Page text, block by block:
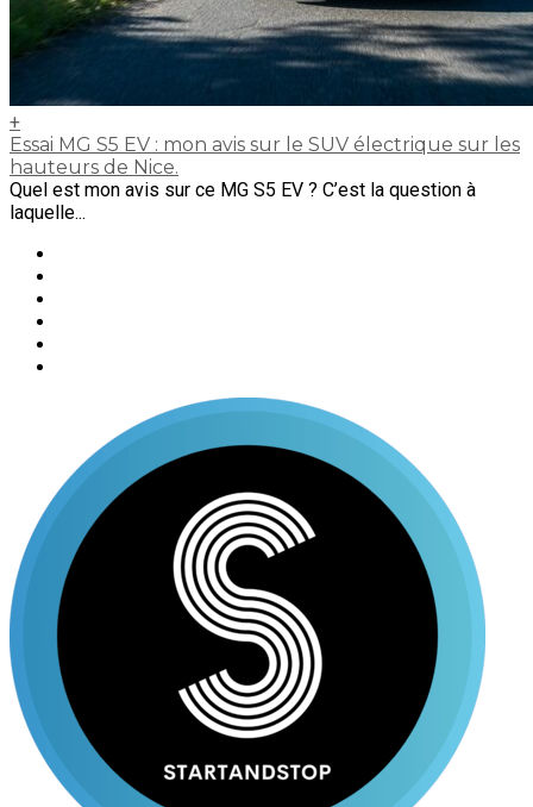
+
Essai MG S5 EV : mon avis sur le SUV électrique sur les
hauteurs de Nice.
Quel est mon avis sur ce MG S5 EV ? C’est la question à
laquelle...